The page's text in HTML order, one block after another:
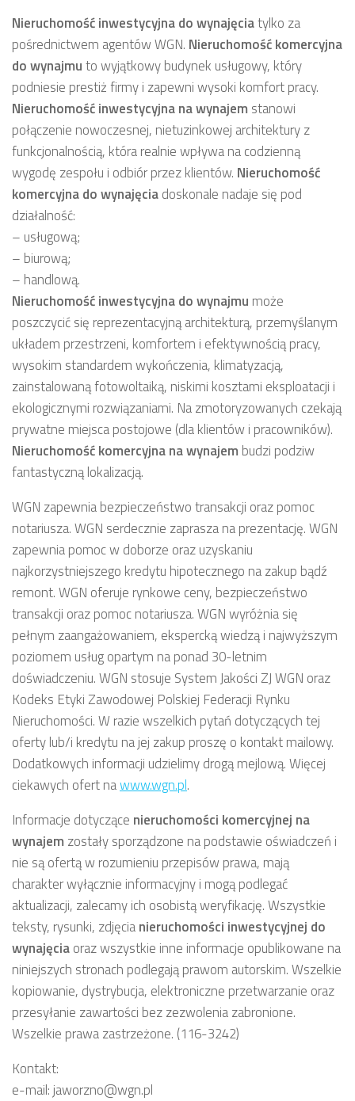
Nieruchomość inwestycyjnado wynajęciatylko za
pośrednictwem agentów WGN. Nieruchomość komercyjna
do wynajmuto wyjątkowy budynek usługowy, który
podniesie prestiż firmy i zapewni wysoki komfort pracy.
Nieruchomość inwestycyjnana wynajem stanowi
połączenie nowoczesnej, nietuzinkowej architektury z
funkcjonalnością, która realnie wpływa na codzienną
wygodę zespołu i odbiór przez klientów. Nieruchomość
komercyjnado wynajęciadoskonale nadaje się pod
działalność:
– usługową;
– biurową;
– handlową.
Nieruchomość inwestycyjnado wynajmu może
poszczycić się reprezentacyjną architekturą, przemyślanym
układem przestrzeni, komfortem i efektywnością pracy,
wysokim standardem wykończenia, klimatyzacją,
zainstalowaną fotowoltaiką, niskimi kosztami eksploatacji i
ekologicznymi rozwiązaniami. Na zmotoryzowanych czekają
prywatne miejsca postojowe (dla klientów i pracowników).
Nieruchomość komercyjnana wynajem budzi podziw
fantastyczną lokalizacją.
WGN zapewnia bezpieczeństwo transakcji oraz pomoc
notariusza. WGN serdecznie zaprasza na prezentację. WGN
zapewnia pomoc w doborze oraz uzyskaniu
najkorzystniejszego kredytu hipotecznego na zakup bądź
remont. WGN oferuje rynkowe ceny, bezpieczeństwo
transakcji oraz pomoc notariusza. WGN wyróżnia się
pełnym zaangażowaniem, ekspercką wiedzą i najwyższym
poziomem usług opartym na ponad 30-letnim
doświadczeniu. WGN stosuje System Jakości ZJ WGN oraz
Kodeks Etyki Zawodowej Polskiej Federacji Rynku
Nieruchomości. W razie wszelkich pytań dotyczących tej
oferty lub/i kredytu na jej zakup proszę o kontakt mailowy.
Dodatkowych informacji udzielimy drogą mejlową. Więcej
ciekawych ofert nawww.wgn.pl.
Informacje dotyczące nieruchomości komercyjnej na
wynajem zostały sporządzone na podstawie oświadczeń i
nie są ofertą w rozumieniu przepisów prawa, mają
charakter wyłącznie informacyjny i mogą podlegać
aktualizacji, zalecamy ich osobistą weryfikację. Wszystkie
teksty, rysunki, zdjęcianieruchomości inwestycyjnej do
wynajęciaoraz wszystkie inne informacje opublikowane na
niniejszych stronach podlegają prawom autorskim. Wszelkie
kopiowanie, dystrybucja, elektroniczne przetwarzanie oraz
przesyłanie zawartości bez zezwolenia zabronione.
Wszelkie prawa zastrzeżone. (116-3242)
Kontakt:
e-mail: jaworzno@wgn.pl